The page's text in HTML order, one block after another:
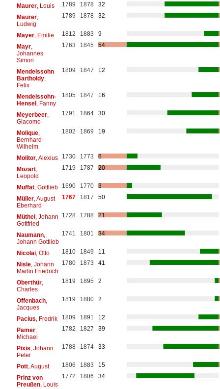
Maurer, Louis 1789 1878
32
Maurer,
Ludwig
1789 1878 32
Mayer, Emilie 1812 1883
9
Mayr,
Johannes
Simon
1763 1845 54
Mendelssohn
Bartholdy,
Felix
1809 1847 12
Mendelssohn-
Hensel, Fanny
1805 1847 16
Meyerbeer,
Giacomo
1791 1864 30
Molique,
Bernhard
Wilhelm
1802 1869 19
Molitor, Alexius 1730 1773
6
Mozart,
Leopold
1719 1787 20
Muffat, Gottlieb 1690 1770
3
Müller, August
Eberhard
1767 1817 50
Müthel, Johann
Gottfried
1728 1788 21
Naumann,
Johann Gottlieb
1741 1801 34
Nicolai, Otto 1810 1849
11
Nisle, Johann
Martin Friedrich
1780 1873 41
Oberthür,
Charles
1819 1895 2
Offenbach,
Jacques
1819 1880 2
Pacius , Fredrik 1809 1891
12
Pamer,
Michael
1782 1827 39
Pixis , Johann
Peter
1788 1874 33
Pott, August 1806 1883
15
Prinz von
Preußen, Louis
1772 1806 34